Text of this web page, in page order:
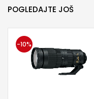
POGLEDAJTE JOŠ
-10%